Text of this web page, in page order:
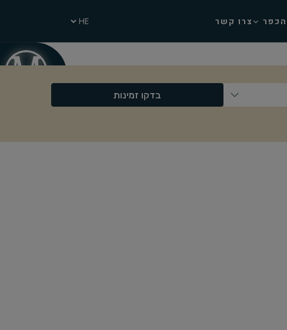
הכפר צרו קשר
בדקו זמינות